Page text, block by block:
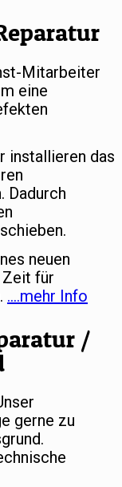
Mitarbeiter
eine
installieren das
Dadurch
neuen
Zeit für
….mehr Info
/
gerne zu